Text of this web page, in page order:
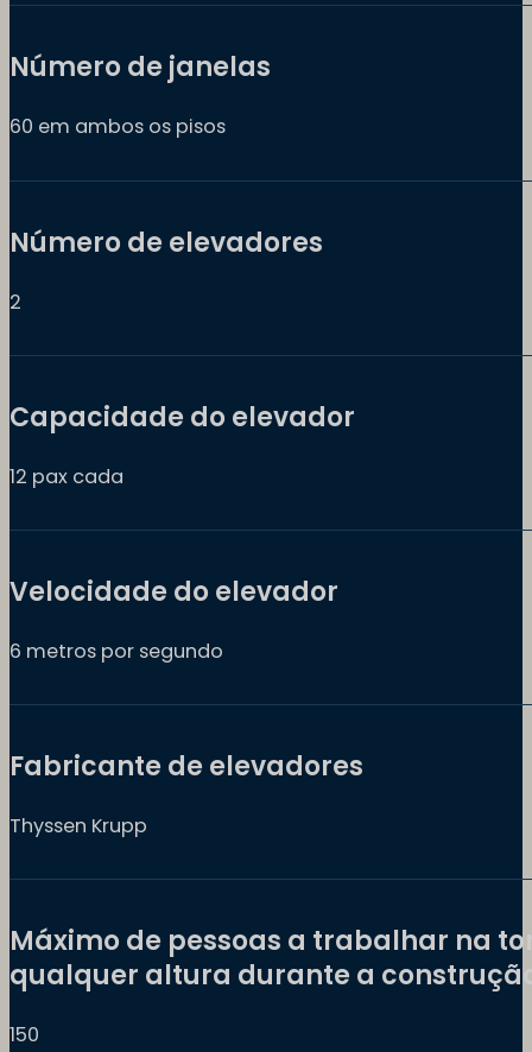
Número de janelas
60 em ambos os pisos
Número de elevadores
2
Capacidade do elevador
12 pax cada
Velocidade do elevador
6 metros por segundo
Fabricante de elevadores
Thyssen Krupp
Máximo de pessoas a trabalhar na
qualquer altura durante a
150